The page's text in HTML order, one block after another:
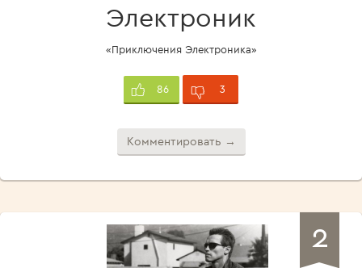
Электроник
«Приключения Электроника»
86 3
Комментировать →
2